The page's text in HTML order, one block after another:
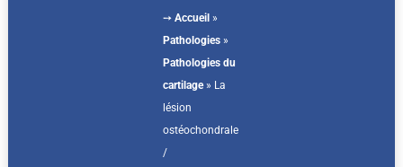
➙Accueil »
Pathologies »
Pathologies du
cartilage» La
lésion
ostéochondrale
/